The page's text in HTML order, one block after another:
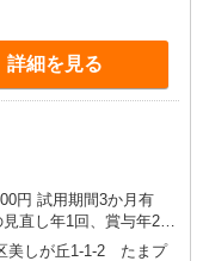
詳細を見る
円 試用期間3か月有
見直し年1回、賞与年2回
賞与年1回 ※当社規程
美しが丘1-1-2 たまプ